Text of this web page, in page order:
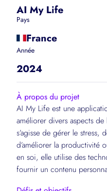
AI My Life
Pays
France
Année
2024
À propos du projet
AI My Life est une
améliorer divers aspects
s’agisse de gérer le stress,
d’améliorer la productivité
en soi, elle utilise des
fournir un contenu